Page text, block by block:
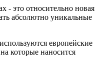
- это относительно новая
абсолютно уникальные
европейские
которые наносится